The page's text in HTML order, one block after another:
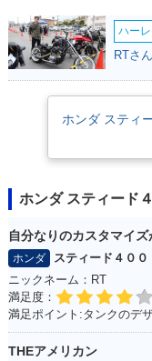
ハー
RTさ
ホンダ スティ
ホンダ スティード
自分なりのカスタマイズ
ホンダ
スティード４００
ニックネーム：RT
満足度：
満足ポイント:タンクのデ
THEアメリカン